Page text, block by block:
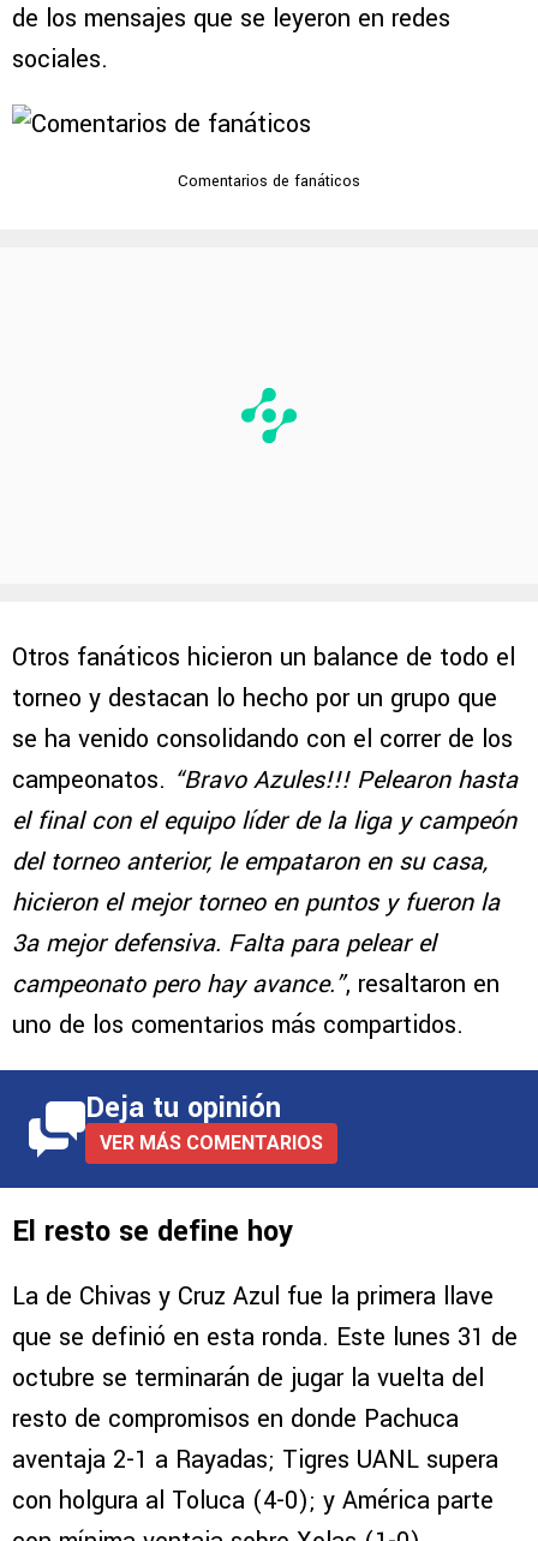
de los mensajes que se leyeron en redes
sociales.
Comentarios de fanáticos
Otros fanáticos hicieron un balance de todo el
torneo y destacan lo hecho por un grupo que
se ha venido consolidando con el correr de los
campeonatos. “Bravo Azules!!! Pelearon hasta
el final con el equipo líder de la liga y campeón
del torneo anterior, le empataron en su casa,
hicieron el mejor torneo en puntos y fueron la
3a mejor defensiva. Falta para pelear el
campeonato pero hay avance.”, resaltaron en
uno de los comentarios más compartidos.
Deja tu opinión
VER MÁS COMENTARIOS
El resto se define hoy
La de Chivas y Cruz Azul fue la primera llave
que se definió en esta ronda. Este lunes 31 de
octubre se terminarán de jugar la vuelta del
resto de compromisos en donde Pachuca
aventaja 2-1 a Rayadas; Tigres UANL supera
con holgura al Toluca (4-0); y América parte